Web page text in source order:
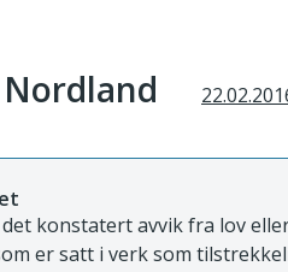
konstatert avvik fra lov
er satt i verk som